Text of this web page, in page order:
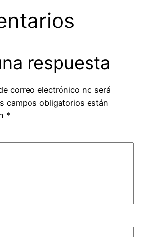
respuesta
correo electrónico no será
campos obligatorios están
*